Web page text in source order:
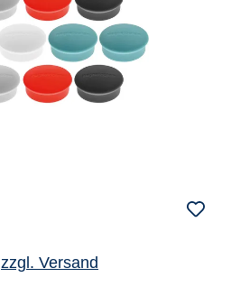
zzgl. Versand